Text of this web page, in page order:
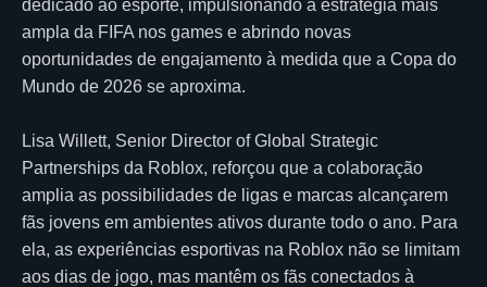
dedicado ao esporte, impulsionando a estratégia mais
ampla da FIFA nos games e abrindo novas
oportunidades de engajamento à medida que a Copa do
Mundo de 2026 se aproxima.
Lisa Willett, Senior Director of Global Strategic
Partnerships da Roblox, reforçou que a colaboração
amplia as possibilidades de ligas e marcas alcançarem
fãs jovens em ambientes ativos durante todo o ano. Para
ela, as experiências esportivas na Roblox não se limitam
aos dias de jogo, mas mantêm os fãs conectados à